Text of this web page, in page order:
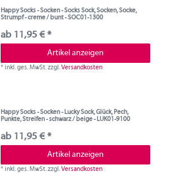
Happy Socks - Socken - Socks Sock, Socken, Socke,
Strumpf - creme / bunt - SOC01-1300
ab 11,95 € *
Artikel anzeigen
*inkl. ges. MwSt.zzgl.Versandkosten
Happy Socks - Socken - Lucky Sock, Glück, Pech,
Punkte, Streifen - schwarz / beige - LUK01-9100
ab 11,95 € *
Artikel anzeigen
*inkl. ges. MwSt.zzgl.Versandkosten